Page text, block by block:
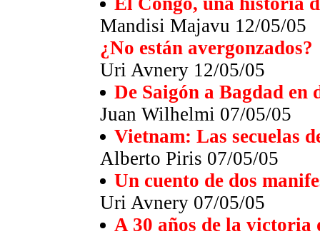
Mandisi Majavu 12/05/05
¿No están avergonzados?
Uri Avnery 12/05/05
De Saigón a Bagdad en
Juan Wilhelmi 07/05/05
Vietnam: Las secuelas
Alberto Piris 07/05/05
Un cuento de dos
Uri Avnery 07/05/05
A 30 años de la victoria